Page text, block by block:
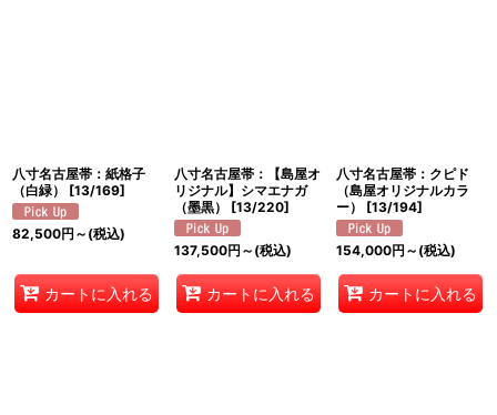
八寸名古屋帯：紙格子
（白緑）
[13/169]
82,500円 ～ (税込)
カートに入れる
八寸名古屋帯：【島屋オ
リジナル】シマエナガ
（墨黒）
[13/220]
137,500円 ～ (税込)
カートに入れる
八寸名古屋帯：クピド
（島屋オリジナルカラ
ー）
[13/194]
154,000円 ～ (税込)
カートに入れる